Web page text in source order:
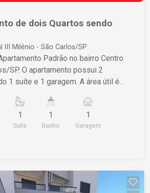
de dois Quartos sendo
III Milênio - São Carlos/SP
Padrão no bairro Centro
possui 2
e 1 garagem. A área útil é
entre em contato para
1
Suite
1
Banho
1
Garagem